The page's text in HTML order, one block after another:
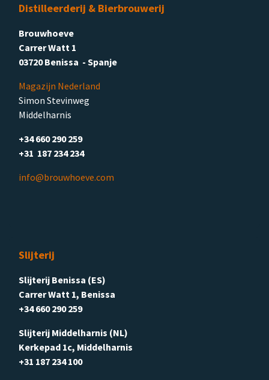
Distilleerderij & Bierbrouwerij
Brouwhoeve
Carrer Watt 1
03720 Benissa - Spanje
Magazijn Nederland
Simon Stevinweg
Middelharnis
+34 660 290 259
+31 187 234 234
info@brouwhoeve.com
Slijterij
Slijterij Benissa (ES)
Carrer Watt 1, Benissa
+34 660 290 259
Slijterij Middelharnis (NL)
Kerkepad 1c, Middelharnis
+31 187 234 100